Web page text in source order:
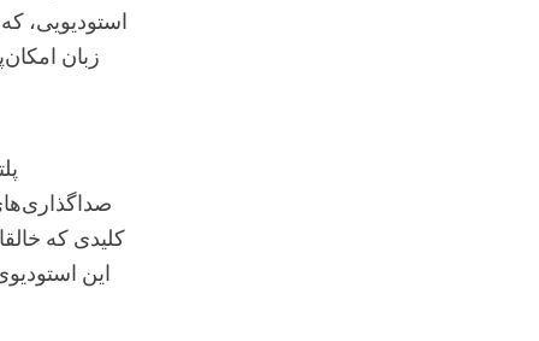
زبان
کلیدی که
این